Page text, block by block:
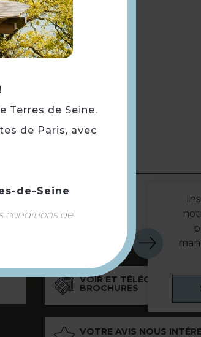
vedrenne.fr
VOIR ET TÉLÉCHARGER
BROCHURES
VOTRE AVIS NOUS
Terres de Seine.
de Paris, avec
de-Seine
conditions de